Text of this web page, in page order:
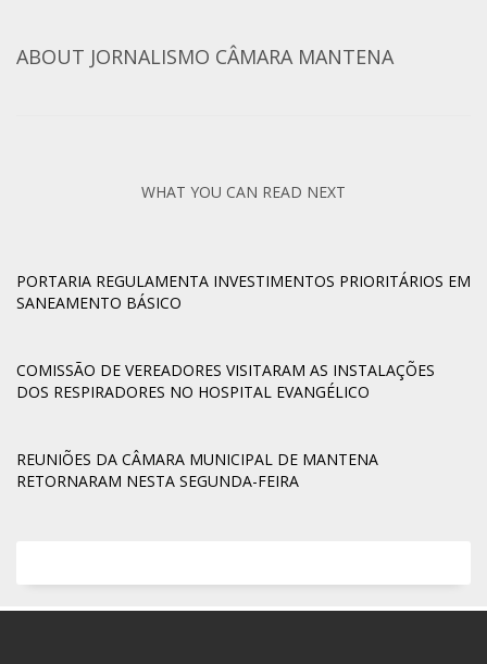
ABOUT JORNALISMO CÂMARA MANTENA
WHAT YOU CAN READ NEXT
PORTARIA REGULAMENTA INVESTIMENTOS PRIORITÁRIOS EM
SANEAMENTO BÁSICO
COMISSÃO DE VEREADORES VISITARAM AS INSTALAÇÕES
DOS RESPIRADORES NO HOSPITAL EVANGÉLICO
REUNIÕES DA CÂMARA MUNICIPAL DE MANTENA
RETORNARAM NESTA SEGUNDA-FEIRA